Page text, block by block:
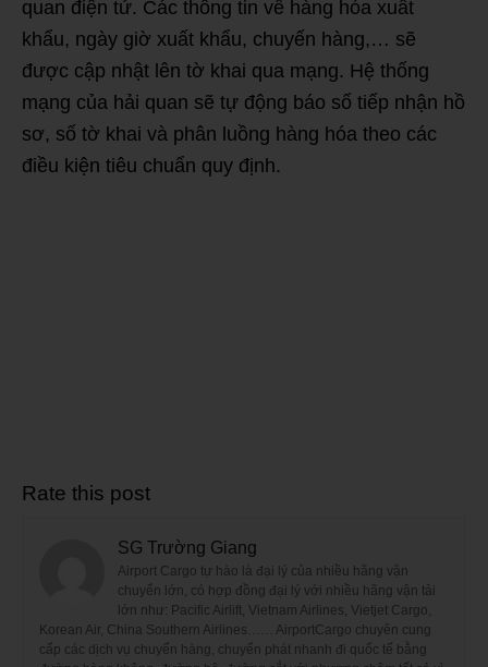
quan điện tử. Các thông tin về hàng hóa xuất
khẩu, ngày giờ xuất khẩu, chuyến hàng,… sẽ
được cập nhật lên tờ khai qua mạng. Hệ thống
mạng của hải quan sẽ tự động báo số tiếp nhận hồ
sơ, số tờ khai và phân luồng hàng hóa theo các
điều kiện tiêu chuẩn quy định.
Rate this post
SG Trường Giang
Airport Cargo tự hào là đại lý của nhiều hãng vận
chuyển lớn, có hợp đồng đại lý với nhiều hãng vận tải
lớn như: Pacific Airlift, Vietnam Airlines, Vietjet Cargo,
Korean Air, China Southern Airlines…… AirportCargo chuyên cung
cấp các dịch vụ chuyển hàng, chuyển phát nhanh đi quốc tế bằng